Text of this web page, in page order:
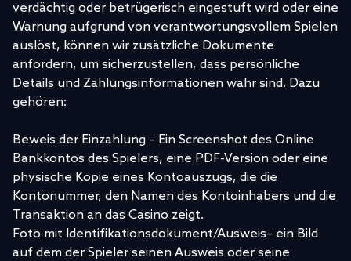
verdächtig oder betrügerisch eingestuft wird oder eine
Warnung aufgrund von verantwortungsvollem Spielen
auslöst, können wir zusätzliche Dokumente
anfordern, um sicherzustellen, dass persönliche
Details und Zahlungsinformationen wahr sind. Dazu
gehören:
Beweis der Einzahlung – Ein Screenshot des Online
Bankkontos des Spielers, eine PDF-Version oder eine
physische Kopie eines Kontoauszugs, die die
Kontonummer, den Namen des Kontoinhabers und die
Transaktion an das Casino zeigt.
Foto mit Identifikationsdokument/Ausweis– ein Bild
auf dem der Spieler seinen Ausweis oder seine